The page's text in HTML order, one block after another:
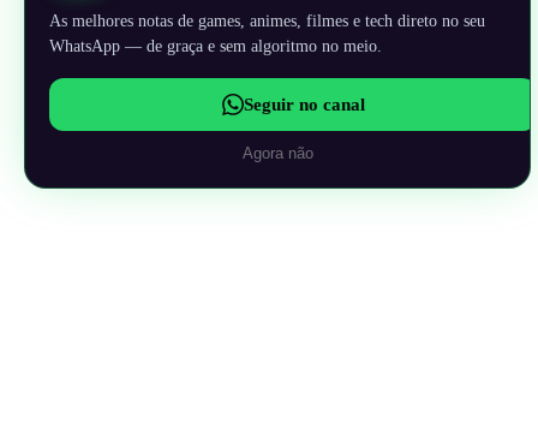
As melhores notas de games, animes, filmes e tech direto no seu
WhatsApp — de graça e sem algoritmo no meio.
Seguir no canal
Agora não